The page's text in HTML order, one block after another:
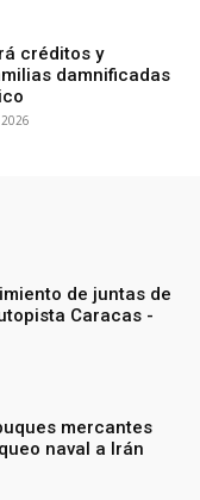
créditos y
damnificadas
de juntas de
Caracas -
mercantes
naval a Irán